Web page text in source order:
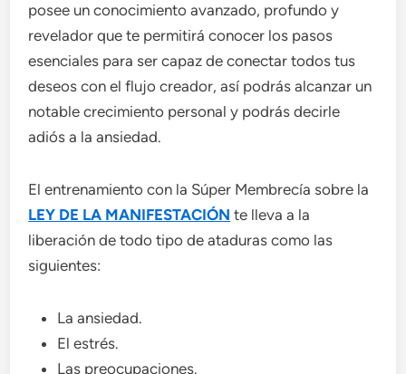
posee un conocimiento avanzado, profundo y
revelador que te permitirá conocer los pasos
esenciales para ser capaz de conectar todos tus
deseos con el flujo creador, así podrás alcanzar un
notable crecimiento personal y podrás decirle
adiós a la ansiedad.
El entrenamiento con la Súper Membrecía sobre la
LEY DE LA MANIFESTACIÓN te lleva a la
liberación de todo tipo de ataduras como las
siguientes:
La ansiedad.
El estrés.
Las preocupaciones.